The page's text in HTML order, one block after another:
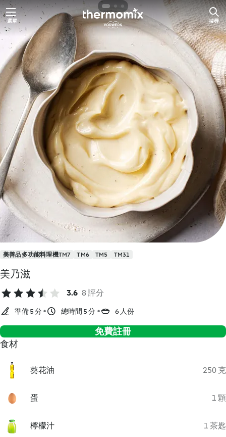
跳
至
主
要
容
選單 搜尋
美善品多功能料理機TM7 TM6 TM5 TM31
美乃滋
3.6 8 評分
準備 5 分 總時間 5 分 6 人份
免費註冊
食材
葵花油 250 克
蛋 1 顆
檸檬汁
1 茶匙